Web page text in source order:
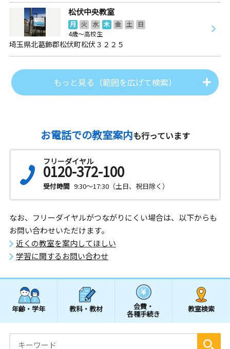
松伏中央教室
月 火 水 木 金 土
日
4歳～高校生
埼玉県北葛飾郡松伏町松伏３２２５
もっと見る（範囲を広げて検索）
お電話での教室案内も行っています
フリーダイヤル
0120-372-100
受付時間 9:30～17:30（土日、祝日除く）
なお、フリーダイヤルがつながりにくい場合は、以下からも
お問い合わせいただけます。
近くの教室を案内してほしい
学習に関するお問い合わせ
年齢・学年 教科・教材 会費・
各種手続き
教室検索